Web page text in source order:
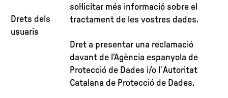
Drets dels
usuaris
sol·licitar més informació sobre el
tractament de les vostres dades.
Dret a presentar una reclamació
davant de l’Agència espanyola de
Protecció de Dades i/o l´Autoritat
Catalana de Protecció de Dades.